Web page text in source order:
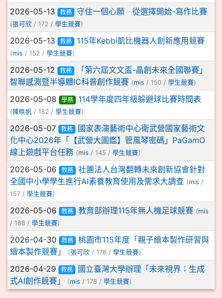
2026-05-13 教務 守住一個心願 從選擇開始-寫作比賽
(張可欣 / 172 / 學生競賽)
2026-05-13 教務 115年Kebbi凱比機器人創新應用競賽
(mis / 152 / 學生競賽)
2026-05-12 教務
「第六屆文文盃-晶創未來全國聯賽」
智聯感測暨半導體IC科普創作競賽 (mis / 150 / 學生競賽)
2026-05-08 學務 114學年度四年級躲避球比賽時間表
(陳昳帆 / 182 / 學生競賽)
2026-05-07 教務
國家表演藝術中心衛武營國家藝術文
化中心2026年「【武營大圖鑑】管風琴密碼」PaGamO
線上遊戲平台任務 (mis / 145 / 學生競賽)
2026-05-06 教務
社團法人台灣翻轉未來創新協會針對
全國中小學學生進行AI素養教育使用及需求大調查 (mis /
157 / 學生競賽)
2026-05-06 教務 教育部辦理115年無人機足球競賽 (mis
/ 188 / 學生競賽)
2026-04-30 教務
桃園市115年度「親子繪本製作研習與
繪本製作競賽」
(張可欣 / 178 / 學生競賽)
2026-04-29 教務
國立臺灣大學辦理「未來視界：生成
式AI創作競賽」
(mis / 178 / 學生競賽)